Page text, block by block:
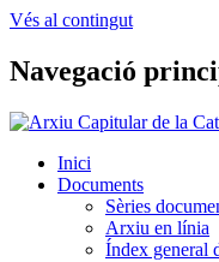
Vés al contingut
Navegació
Inici
Documents
Sèries
Arxiu en línia
Índex general